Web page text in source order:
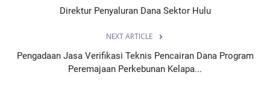
Direktur Penyaluran Dana Sektor Hulu
NEXT ARTICLE
Pengadaan Jasa Verifikasi Teknis Pencairan Dana Program
Peremajaan Perkebunan Kelapa...